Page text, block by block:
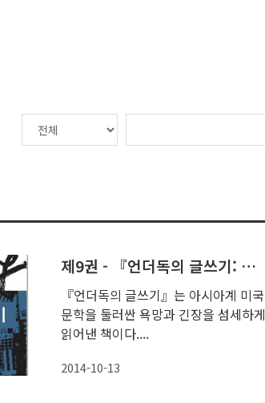
제9권 - 『언더독의 글쓰기: 아시아계 미국문학 지형도』
『언더독의 글쓰기』는 아시아계 미국
문학을 둘러싼 욕망과 긴장을 섬세하게
읽어낸 책이다....
2014-10-13